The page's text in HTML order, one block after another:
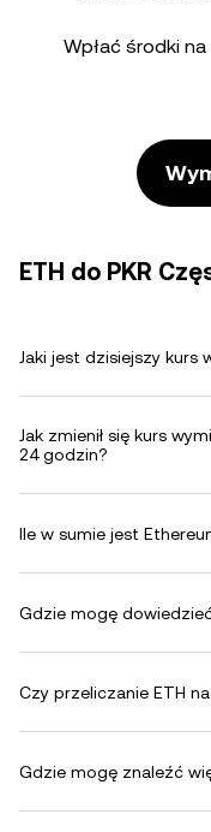
Wpłać środki
ETH do PKR
Jaki jest dzisiejszy kurs
Jak zmienił się kurs
24 godzin?
Ile w sumie jest
Gdzie mogę
Czy przeliczanie ETH
Gdzie mogę znaleźć